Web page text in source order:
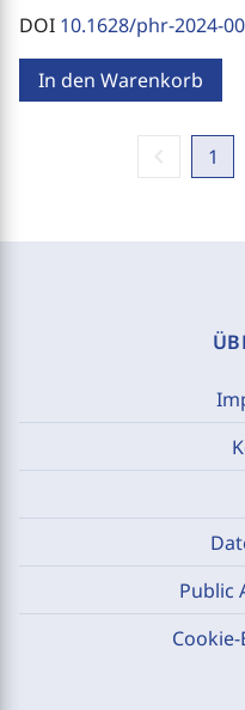
DOI 10.1628/phr-2024-
In den Warenkorb
1
Public